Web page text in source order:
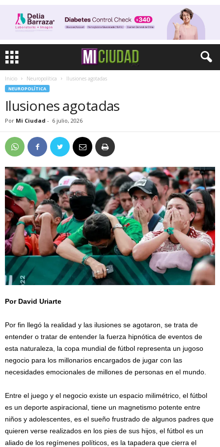
Inicio Neuropolítica Ilusiones agotadas
NEUROPOLÍTICA
Ilusiones agotadas
Por Mi Ciudad - 6 julio, 2026
Por David Uriarte
Por fin llegó la realidad y las ilusiones se agotaron, se trata de
entender o tratar de entender la fuerza hipnótica de eventos de
esta naturaleza, la copa mundial de fútbol representa un jugoso
negocio para los millonarios encargados de jugar con las
necesidades emocionales de millones de personas en el mundo.
Entre el juego y el negocio existe un espacio milimétrico, el fútbol
es un deporte aspiracional, tiene un magnetismo potente entre
niños y adolescentes, es el sueño frustrado de algunos padres que
quieren verse realizados en los pies de sus hijos, el fútbol es un
aliado de los regímenes políticos, es la tapadera que cierra el